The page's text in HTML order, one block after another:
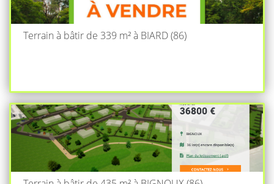
Terrain à bâtir de 339 m² à BIARD (86)